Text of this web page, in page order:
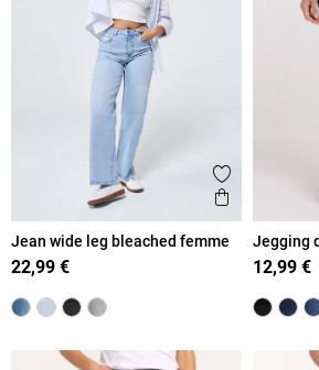
Ajouter aux
Aperçu
Jean wide leg bleached femme
22,99 €
Jegging
12,99 €